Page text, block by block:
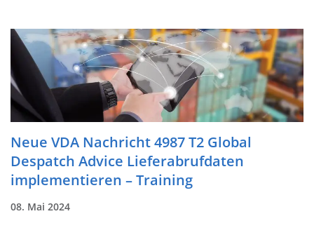
Neue VDA Nachricht 4987 T2 Global
Despatch Advice Lieferabrufdaten
implementieren – Training
08. Mai 2024